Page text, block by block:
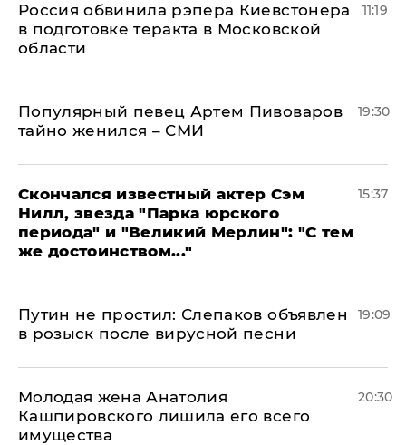
Россия обвинила рэпера Киевстонера
в подготовке теракта в Московской
области
11:19
Популярный певец Артем Пивоваров
тайно женился – СМИ
19:30
Скончался известный актер Сэм
Нилл, звезда "Парка юрского
периода" и "Великий Мерлин": "С тем
же достоинством..."
15:37
Путин не простил: Слепаков объявлен
в розыск после вирусной песни
19:09
Молодая жена Анатолия
Кашпировского лишила его всего
имущества
20:30